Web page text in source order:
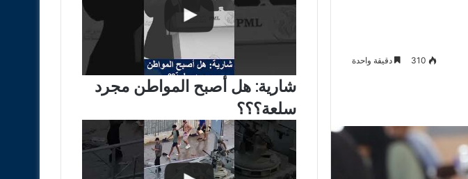
310 دقيقة واحدة
شارية: هل أصبح المواطن مجرد
سلعة؟؟؟